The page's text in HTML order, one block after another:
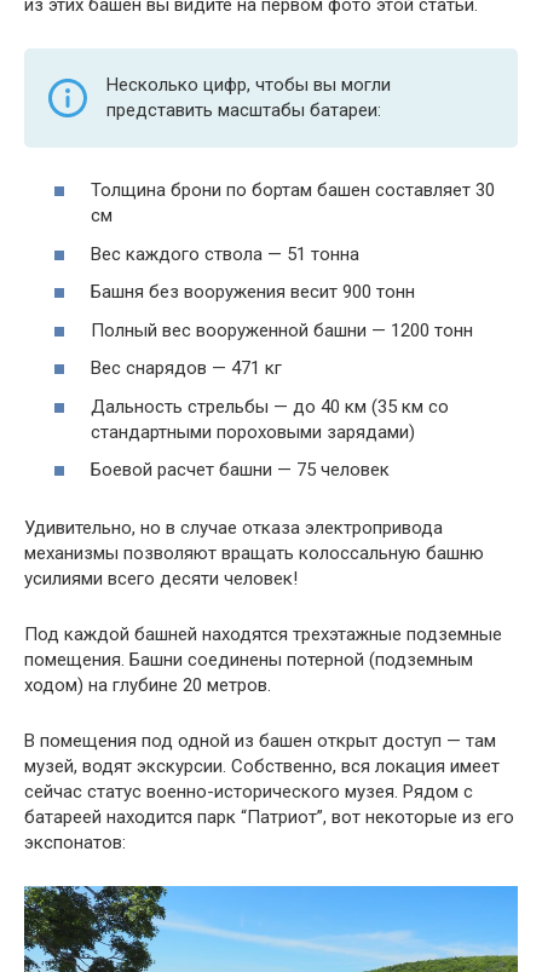
из этих башен вы видите на первом фото этой статьи.
Несколько цифр, чтобы вы могли
представить масштабы батареи:
Толщина брони по бортам башен составляет 30
см
Вес каждого ствола — 51 тонна
Башня без вооружения весит 900 тонн
Полный вес вооруженной башни — 1200 тонн
Вес снарядов — 471 кг
Дальность стрельбы — до 40 км (35 км со
стандартными пороховыми зарядами)
Боевой расчет башни — 75 человек
Удивительно, но в случае отказа электропривода
механизмы позволяют вращать колоссальную башню
усилиями всего десяти человек!
Под каждой башней находятся трехэтажные подземные
помещения. Башни соединены потерной (подземным
ходом) на глубине 20 метров.
В помещения под одной из башен открыт доступ — там
музей, водят экскурсии. Собственно, вся локация имеет
сейчас статус военно-исторического музея. Рядом с
батареей находится парк “Патриот”, вот некоторые из его
экспонатов: